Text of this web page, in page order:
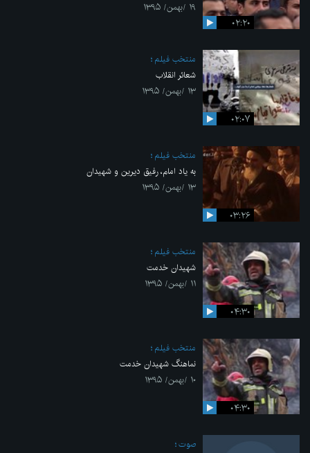
۰۲:۲۰
۱۹ /بهمن/ ۱۳۹۵
۰۲:۰۷
منتخب فیلم
شعائر انقلاب
۱۳ /بهمن/ ۱۳۹۵
۰۳:۲۶
منتخب فیلم
به یاد امام، رفیق دیرین و شهیدان
۱۳ /بهمن/ ۱۳۹۵
۰۴:۳۰
منتخب فیلم
شهیدان خدمت
۱۱ /بهمن/ ۱۳۹۵
۰۴:۳۰
منتخب فیلم
نماهنگ شهیدان خدمت
۱۰ /بهمن/ ۱۳۹۵
صوت